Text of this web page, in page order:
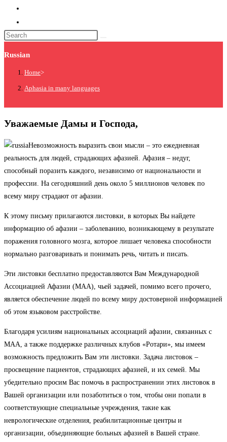
Russian
Home>
Aphasia in many languages
Уважаемые Дамы и Господа,
Невозможность выразить свои мысли – это ежедневная
реальность для людей, страдающих афазией. Афазия – недуг,
способный поразить каждого, независимо от национальности и
профессии. На сегодняшний день около 5 миллионов человек по
всему миру страдают от афазии.
К этому письму прилагаются листовки, в которых Вы найдете
информацию об афазии – заболеванию, возникающему в результате
поражения головного мозга, которое лишает человека способности
нормально разговаривать и понимать речь, читать и писать.
Эти листовки бесплатно предоставляются Вам Международной
Ассоциацией Афазии (МАА), чьей задачей, помимо всего прочего,
является обеспечение людей по всему миру достоверной информацией
об этом языковом расстройстве.
Благодаря усилиям национальных ассоциаций афазии, связанных с
МАА, а также поддержке различных клубов «Ротари», мы имеем
возможность предложить Вам эти листовки. Задача листовок –
просвещение пациентов, страдающих афазией, и их семей. Мы
убедительно просим Вас помочь в распространении этих листовок в
Вашей организации или позаботиться о том, чтобы они попали в
соответствующие специальные учреждения, такие как
неврологические отделения, реабилитационные центры и
организации, объединяющие больных афазией в Вашей стране.